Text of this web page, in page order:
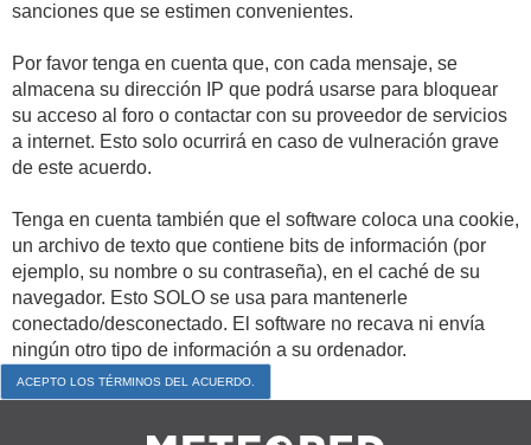
sanciones que se estimen convenientes.
Por favor tenga en cuenta que, con cada mensaje, se
almacena su dirección IP que podrá usarse para bloquear
su acceso al foro o contactar con su proveedor de servicios
a internet. Esto solo ocurrirá en caso de vulneración grave
de este acuerdo.
Tenga en cuenta también que el software coloca una cookie,
un archivo de texto que contiene bits de información (por
ejemplo, su nombre o su contraseña), en el caché de su
navegador. Esto SOLO se usa para mantenerle
conectado/desconectado. El software no recava ni envía
ningún otro tipo de información a su ordenador.